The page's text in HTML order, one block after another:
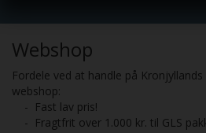
Webshop
Fordele ved at handle på
webshop:
- Fast lav pris!
- Fragtfrit over 1.000 kr. til GLS